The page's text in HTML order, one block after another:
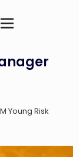
Young Risk